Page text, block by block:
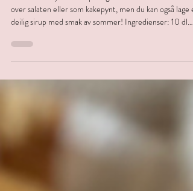
Hanne i byen
12. mai
1 min lesing
Dessert
Syrinsirup
Visste du at syriner er spiselige? Ikke bare kan du ha de
deilig sirup med smak av sommer! Ingredienser: 10 dl
syriner 5 dl sukker 5 dl vann Evt. kornblomster eller
blåbær for farge Fremgangmåte: Plukk syrinene fra et
sted som ikke er rett ved en trafikkert vei. Skyll
blomstene og plukk de av fra kvistene. Ha blomstene i
stor kjele sammen med de andre ingrediensene, og kok
opp. La de stå og trekke i ca fem minutter,